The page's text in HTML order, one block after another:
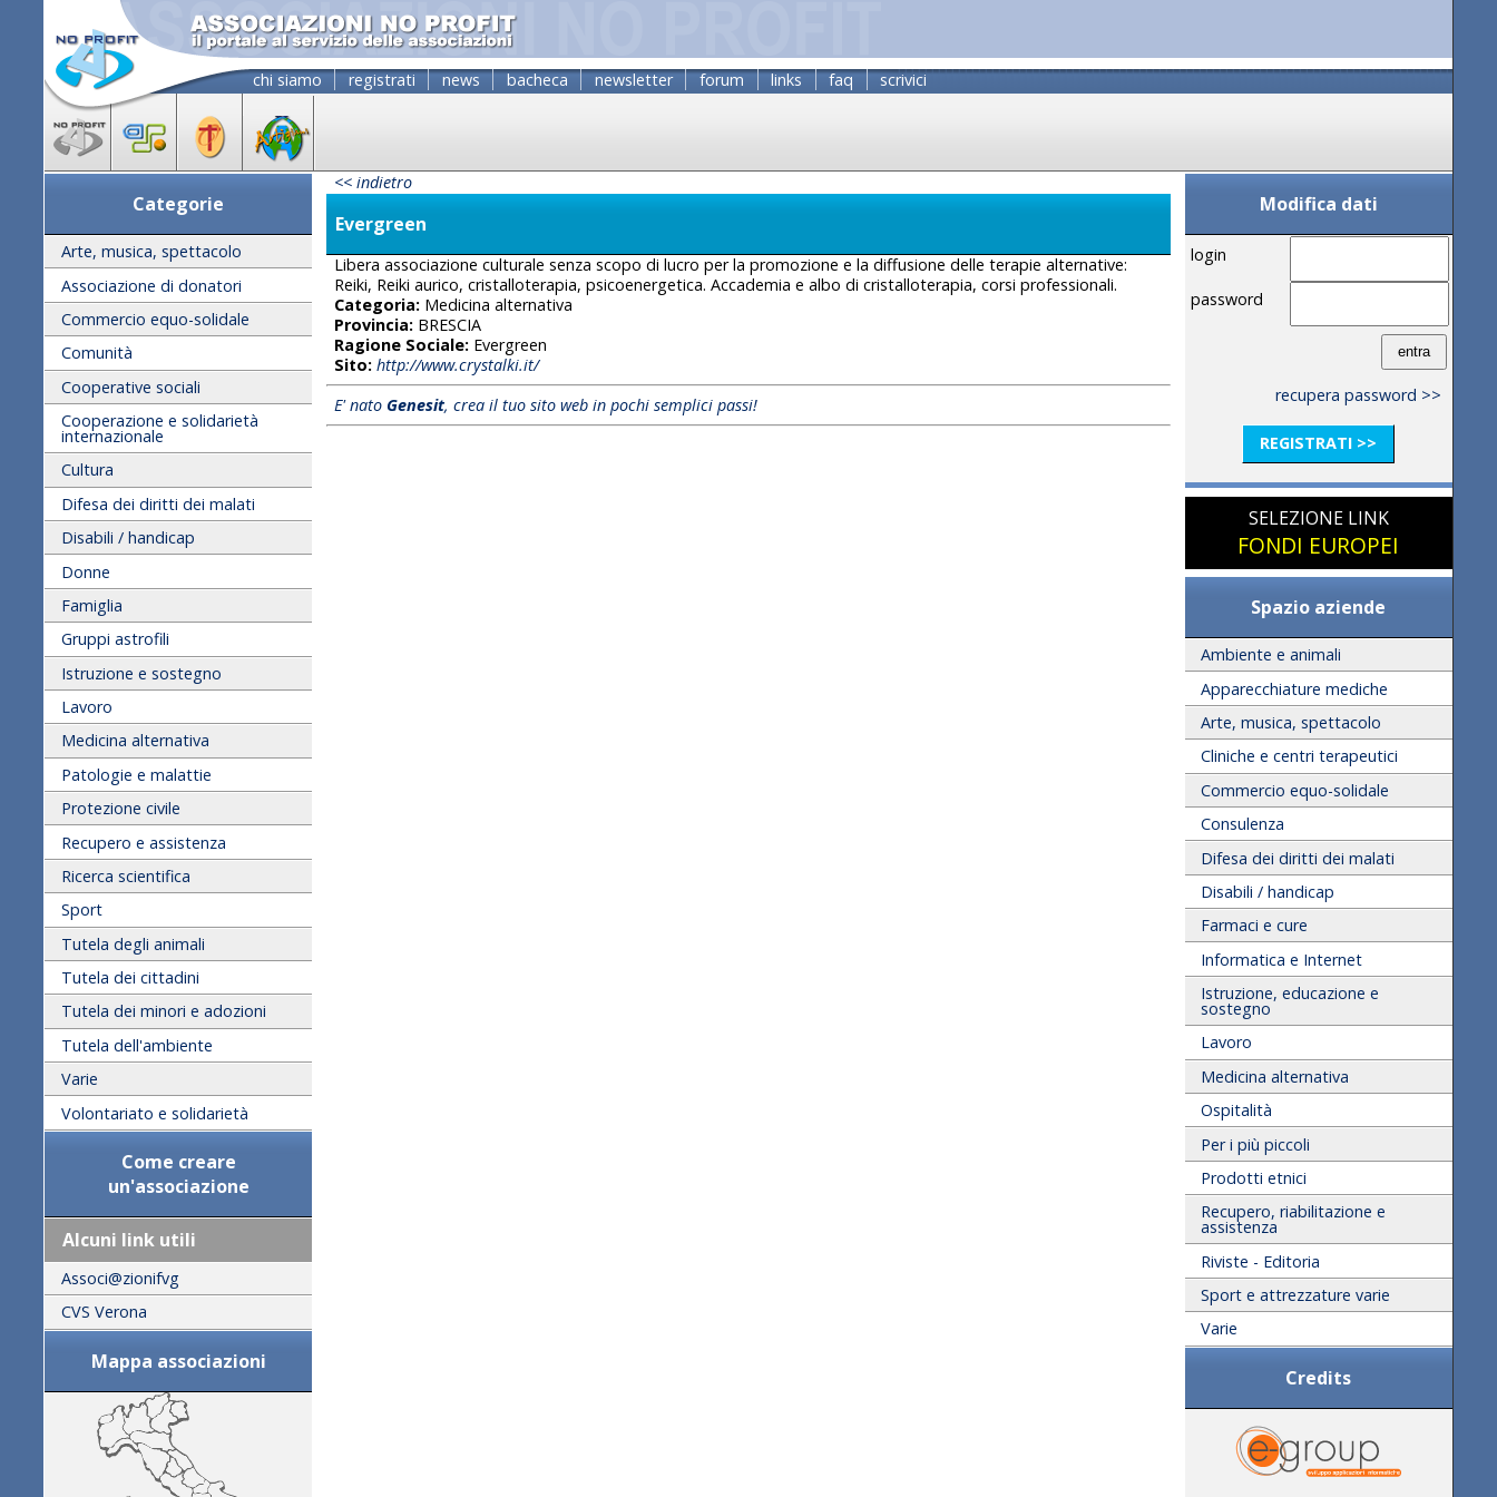
chi siamo registrati news bacheca newsletter forum links faq scrivici
Categorie
Arte, musica, spettacolo
Associazione di donatori
Commercio equo-solidale
Comunità
Cooperative sociali
Cooperazione e solidarietà
internazionale
Cultura
Difesa dei diritti dei malati
Disabili / handicap
Donne
Famiglia
Gruppi astrofili
Istruzione e sostegno
Lavoro
Medicina alternativa
Patologie e malattie
Protezione civile
Recupero e assistenza
Ricerca scientifica
Sport
Tutela degli animali
Tutela dei cittadini
Tutela dei minori e adozioni
Tutela dell'ambiente
Varie
Volontariato e solidarietà
Come creare
un'associazione
Alcuni link utili
Associ@zionifvg
CVS Verona
Mappa associazioni
<< indietro
Evergreen
Libera associazione culturale senza scopo di lucro per la promozione e la diffusione delle terapie alternative:
Reiki, Reiki aurico, cristalloterapia, psicoenergetica. Accademia e albo di cristalloterapia, corsi professionali.
Categoria: Medicina alternativa
Provincia: BRESCIA
Ragione Sociale: Evergreen
Sito: http://www.crystalki.it/
E' nato Genesit, crea il tuo sito web in pochi semplici passi!
Modifica dati
login
password
recupera password >>
REGISTRATI >>
SELEZIONE LINK
FONDI EUROPEI
Spazio aziende
Ambiente e animali
Apparecchiature mediche
Arte, musica, spettacolo
Cliniche e centri terapeutici
Commercio equo-solidale
Consulenza
Difesa dei diritti dei malati
Disabili / handicap
Farmaci e cure
Informatica e Internet
Istruzione, educazione e
sostegno
Lavoro
Medicina alternativa
Ospitalità
Per i più piccoli
Prodotti etnici
Recupero, riabilitazione e
assistenza
Riviste - Editoria
Sport e attrezzature varie
Varie
Credits